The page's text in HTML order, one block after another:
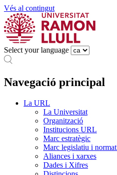
Vés al contingut
Select your language
Navegació principal
La URL
La Universitat
Organització
Institucions URL
Marc estratègic
Marc legislatiu i
Aliances i xarxes
Dades i Xifres